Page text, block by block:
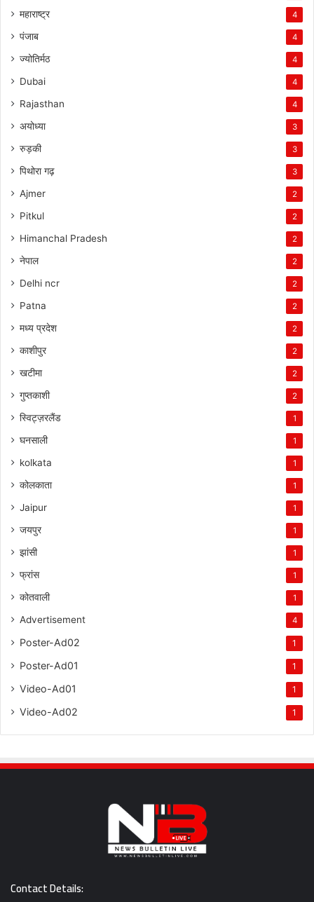
महाराष्ट्र 4
पंजाब 4
ज्योतिर्मठ 4
Dubai 4
Rajasthan 4
अयोध्या 3
रुड़की 3
पिथोरा गढ़ 3
Ajmer 2
Pitkul 2
Himanchal Pradesh 2
नेपाल 2
Delhi ncr 2
Patna 2
मध्य प्रदेश 2
काशीपुर 2
खटीमा 2
गुप्तकाशी 2
स्विट्ज़रलैंड 1
घनसाली 1
kolkata 1
कोलकाता 1
Jaipur 1
जयपुर 1
झांसी 1
फ्रांस 1
कोतवाली 1
Advertisement 4
Poster-Ad02 1
Poster-Ad01 1
Video-Ad01 1
Video-Ad02 1
Contact Details: